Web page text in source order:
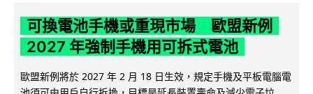
可換電池手機或重現市場 歐盟新例
2027 年強制手機用可拆式電池
歐盟新例將於 2027 年 2 月 18 日生效，規定手機及平板電腦電